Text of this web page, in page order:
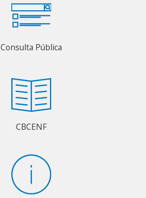
Consulta Pública
CBCENF